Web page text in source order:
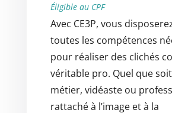
Éligible au CPF
Avec CE3P, vous
toutes les compétences
pour réaliser des clichés
véritable pro. Quel que
métier, vidéaste ou
rattaché à l’image et à la